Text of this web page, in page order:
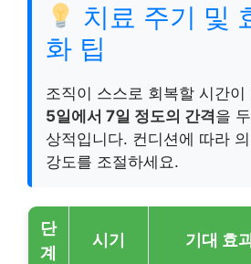
치료 주기 및
화 팁
조직이 스스로 회복할 시간
5일에서 7일 정도의 간격을
상적입니다. 컨디션에 따라
강도를 조절하세요.
단
계
시기 기대 효